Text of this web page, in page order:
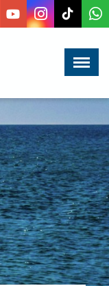
×
EDITORIA